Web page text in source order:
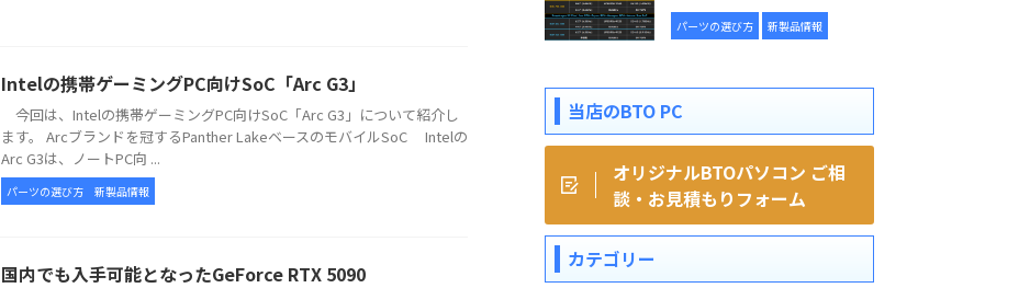
Intelの携帯ゲーミングPC向けSoC「Arc G3」
今回は、Intelの携帯ゲーミングPC向けSoC「Arc G3」について紹介し
ます。 Arcブランドを冠するPanther LakeベースのモバイルSoC Intelの
Arc G3は、ノートPC向 ...
パーツの選び方 新製品情報
国内でも入手可能となったGeForce RTX 5090
パーツの選び方 新製品情報
当店のBTO PC
オリジナルBTOパソコン ご相
談・お見積もりフォーム
カテゴリー